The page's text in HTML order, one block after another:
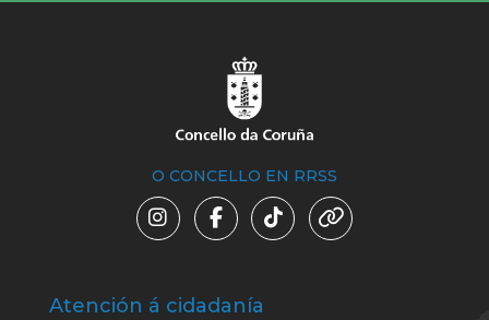
O CONCELLO EN RRSS
Atención á cidadanía